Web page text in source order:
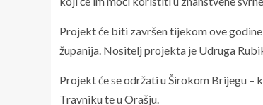
Projekt će biti završen tijekom ove
županija. Nositelj projekta je Udruga
Projekt će se održati u Širokom Brijegu –
Travniku te u Orašju.